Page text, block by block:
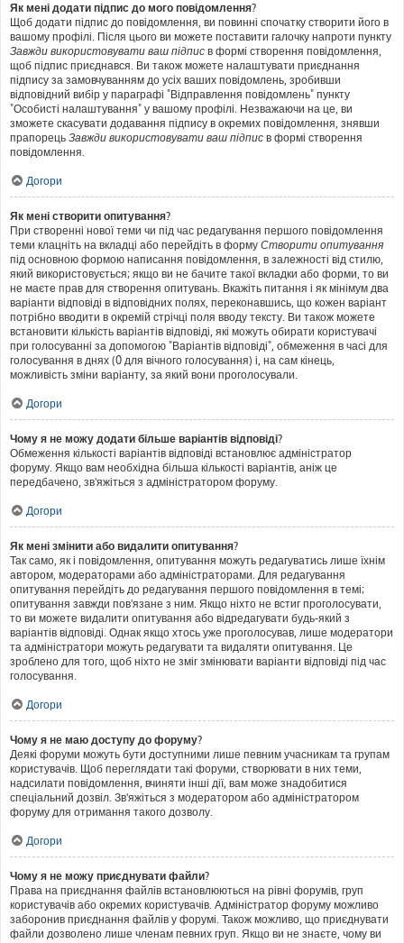
Як мені додати підпис до мого повідомлення?
Щоб додати підпис до повідомлення, ви повинні спочатку створити його в
вашому профілі. Після цього ви можете поставити галочку напроти пункту
Завжди використовувати ваш підпис в формі створення повідомлення,
щоб підпис приєднався. Ви також можете налаштувати приєднання
підпису за замовчуванням до усіх ваших повідомлень, зробивши
відповідний вибір у параграфі "Відправлення повідомлень" пункту
"Особисті налаштування" у вашому профілі. Незважаючи на це, ви
зможете скасувати додавання підпису в окремих повідомлення, знявши
прапорець Завжди використовувати ваш підпис в формі створення
повідомлення.
Догори
Як мені створити опитування?
При створенні нової теми чи під час редагування першого повідомлення
теми клацніть на вкладці або перейдіть в форму Створити опитування
під основною формою написання повідомлення, в залежності від стилю,
який використовується; якщо ви не бачите такої вкладки або форми, то ви
не маєте прав для створення опитувань. Вкажіть питання і як мінімум два
варіанти відповіді в відповідних полях, переконавшись, що кожен варіант
потрібно вводити в окремій стрічці поля вводу тексту. Ви також можете
встановити кількість варіантів відповіді, які можуть обирати користувачі
при голосуванні за допомогою "Варіантів відповіді", обмеження в часі для
голосування в днях (0 для вічного голосування) і, на сам кінець,
можливість зміни варіанту, за який вони проголосували.
Догори
Чому я не можу додати більше варіантів відповіді?
Обмеження кількості варіантів відповіді встановлює адміністратор
форуму. Якщо вам необхідна більша кількості варіантів, аніж це
передбачено, зв'яжіться з адміністратором форуму.
Догори
Як мені змінити або видалити опитування?
Так само, як і повідомлення, опитування можуть редагуватись лише їхнім
автором, модераторами або адміністраторами. Для редагування
опитування перейдіть до редагування першого повідомлення в темі;
опитування завжди пов'язане з ним. Якщо ніхто не встиг проголосувати,
то ви можете видалити опитування або відредагувати будь-який з
варіантів відповіді. Однак якщо хтось уже проголосував, лише модератори
та адміністратори можуть редагувати та видаляти опитування. Це
зроблено для того, щоб ніхто не зміг змінювати варіанти відповіді під час
голосування.
Догори
Чому я не маю доступу до форуму?
Деякі форуми можуть бути доступними лише певним учасникам та групам
користувачів. Щоб переглядати такі форуми, створювати в них теми,
надсилати повідомлення, вчиняти інші дії, вам може знадобитися
спеціальний дозвіл. Зв'яжіться з модератором або адміністратором
форуму для отримання такого дозволу.
Догори
Чому я не можу приєднувати файли?
Права на приєднання файлів встановлюються на рівні форумів, груп
користувачів або окремих користувачів. Адміністратор форуму можливо
заборонив приєднання файлів у форумі. Також можливо, що приєднувати
файли дозволено лише членам певних груп. Якщо ви не знаєте, чому ви